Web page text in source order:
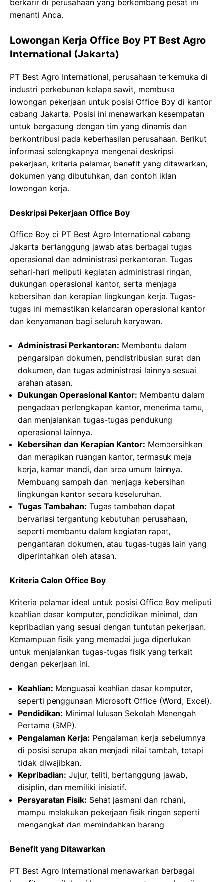
berkarir di perusahaan yang berkembang pesat ini
menanti Anda.
Lowongan Kerja Office Boy PT Best Agro
International (Jakarta)
PT Best Agro International, perusahaan terkemuka di
industri perkebunan kelapa sawit, membuka
lowongan pekerjaan untuk posisi Office Boy di kantor
cabang Jakarta. Posisi ini menawarkan kesempatan
untuk bergabung dengan tim yang dinamis dan
berkontribusi pada keberhasilan perusahaan. Berikut
informasi selengkapnya mengenai deskripsi
pekerjaan, kriteria pelamar, benefit yang ditawarkan,
dokumen yang dibutuhkan, dan contoh iklan
lowongan kerja.
Deskripsi Pekerjaan Office Boy
Office Boy di PT Best Agro International cabang
Jakarta bertanggung jawab atas berbagai tugas
operasional dan administrasi perkantoran. Tugas
sehari-hari meliputi kegiatan administrasi ringan,
dukungan operasional kantor, serta menjaga
kebersihan dan kerapian lingkungan kerja. Tugas-
tugas ini memastikan kelancaran operasional kantor
dan kenyamanan bagi seluruh karyawan.
Administrasi Perkantoran: Membantu dalam
pengarsipan dokumen, pendistribusian surat dan
dokumen, dan tugas administrasi lainnya sesuai
arahan atasan.
Dukungan Operasional Kantor: Membantu dalam
pengadaan perlengkapan kantor, menerima tamu,
dan menjalankan tugas-tugas pendukung
operasional lainnya.
Kebersihan dan Kerapian Kantor: Membersihkan
dan merapikan ruangan kantor, termasuk meja
kerja, kamar mandi, dan area umum lainnya.
Membuang sampah dan menjaga kebersihan
lingkungan kantor secara keseluruhan.
Tugas Tambahan: Tugas tambahan dapat
bervariasi tergantung kebutuhan perusahaan,
seperti membantu dalam kegiatan rapat,
pengantaran dokumen, atau tugas-tugas lain yang
diperintahkan oleh atasan.
Kriteria Calon Office Boy
Kriteria pelamar ideal untuk posisi Office Boy meliputi
keahlian dasar komputer, pendidikan minimal, dan
kepribadian yang sesuai dengan tuntutan pekerjaan.
Kemampuan fisik yang memadai juga diperlukan
untuk menjalankan tugas-tugas fisik yang terkait
dengan pekerjaan ini.
Keahlian: Menguasai keahlian dasar komputer,
seperti penggunaan Microsoft Office (Word, Excel).
Pendidikan: Minimal lulusan Sekolah Menengah
Pertama (SMP).
Pengalaman Kerja: Pengalaman kerja sebelumnya
di posisi serupa akan menjadi nilai tambah, tetapi
tidak diwajibkan.
Kepribadian: Jujur, teliti, bertanggung jawab,
disiplin, dan memiliki inisiatif.
Persyaratan Fisik: Sehat jasmani dan rohani,
mampu melakukan pekerjaan fisik ringan seperti
mengangkat dan memindahkan barang.
Benefit yang Ditawarkan
PT Best Agro International menawarkan berbagai